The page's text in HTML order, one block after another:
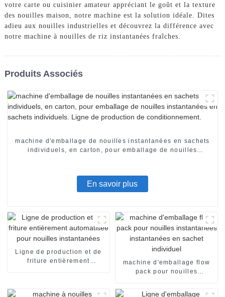
votre carte ou cuisinier amateur appréciant le goût et la texture
des nouilles maison, notre machine est la solution idéale. Dites
adieu aux nouilles industrielles et découvrez la différence avec
notre machine à nouilles de riz instantanées fraîches.
Produits Associés
machine d'emballage de nouilles instantanées en sachets
individuels, en carton, pour emballage de nouilles
En savoir plus
Ligne de production et de
friture entièrement
machine d'emballage flow
pack pour nouilles